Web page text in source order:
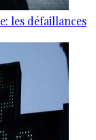
les défaillances